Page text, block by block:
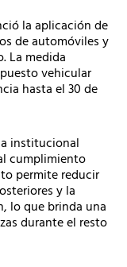
la aplicación de
de automóviles y
La medida
vehicular
hasta el 30 de
institucional
cumplimiento
permite reducir
y la
lo que brinda una
durante el resto